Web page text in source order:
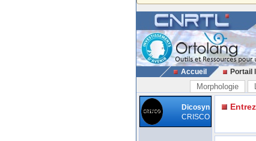
Accueil Portail
Morphologie
Dicosyn
CRISCO